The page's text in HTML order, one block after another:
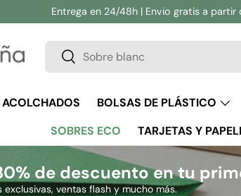
Entrega en 24/48h | Envio gratis a
Buscar
Buscar
ACOLCHADOS BOLSAS DE PLÁSTICO
SOBRES ECO
TARJETAS Y
de descuento en tu
ventas flash y mucho más.